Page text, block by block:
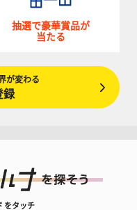
抽選で豪華賞品が
当たる
が変わる
録
をタッチ